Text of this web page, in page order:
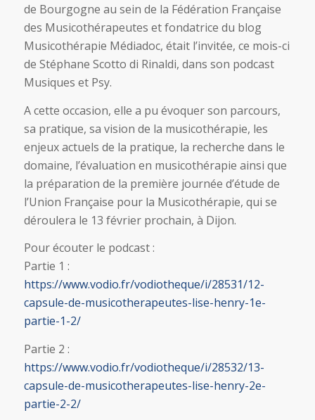
de Bourgogne au sein de la Fédération Française
des Musicothérapeutes et fondatrice du blog
Musicothérapie Médiadoc, était l’invitée, ce mois-ci
de Stéphane Scotto di Rinaldi, dans son podcast
Musiques et Psy.
A cette occasion, elle a pu évoquer son parcours,
sa pratique, sa vision de la musicothérapie, les
enjeux actuels de la pratique, la recherche dans le
domaine, l’évaluation en musicothérapie ainsi que
la préparation de la première journée d’étude de
l’Union Française pour la Musicothérapie, qui se
déroulera le 13 février prochain, à Dijon.
Pour écouter le podcast :
Partie 1 :
https://www.vodio.fr/vodiotheque/i/28531/12-
capsule-de-musicotherapeutes-lise-henry-1e-
partie-1-2/
Partie 2 :
https://www.vodio.fr/vodiotheque/i/28532/13-
capsule-de-musicotherapeutes-lise-henry-2e-
partie-2-2/